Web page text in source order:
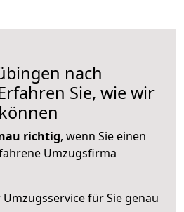
nach
Sie, wie wir
richtig, wenn Sie einen
Umzugsfirma
für Sie genau